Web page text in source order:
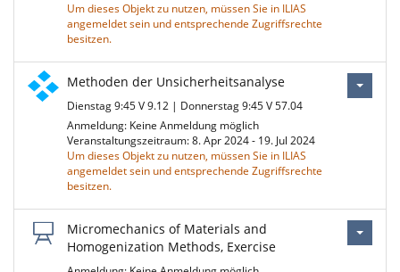
Um dieses Objekt zu nutzen, müssen Sie in ILIAS
angemeldet sein und entsprechende Zugriffsrechte
besitzen.
Methoden der Unsicherheitsanalyse
Dienstag 9:45 V 9.12 | Donnerstag 9:45 V 57.04
Anmeldung: Keine Anmeldung möglich
Veranstaltungszeitraum: 8. Apr 2024 - 19. Jul 2024
Um dieses Objekt zu nutzen, müssen Sie in ILIAS
angemeldet sein und entsprechende Zugriffsrechte
besitzen.
Micromechanics of Materials and
Homogenization Methods, Exercise